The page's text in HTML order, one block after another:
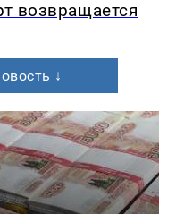
возвращается
↓